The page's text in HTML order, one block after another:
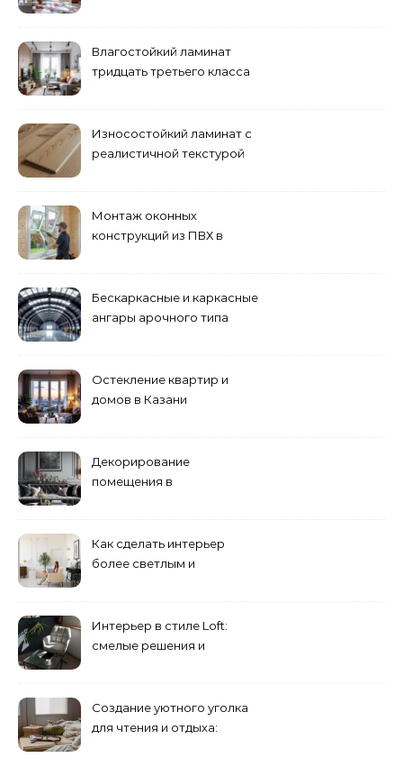
Влагостойкий ламинат
тридцать третьего класса
Износостойкий ламинат с
реалистичной текстурой
Монтаж оконных
конструкций из ПВХ в
Бескаркасные и каркасные
ангары арочного типа
Остекление квартир и
домов в Казани
Декорирование
помещения в
направлений для создания
уникального комплекса
Как сделать интерьер
более светлым и
помещения
Интерьер в стиле Loft:
смелые решения и
Создание уютного уголка
для чтения и отдыха: